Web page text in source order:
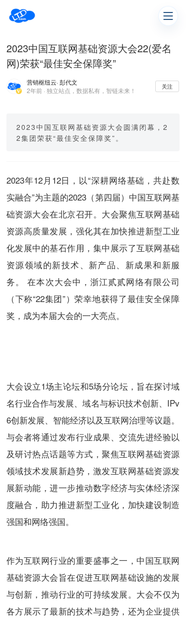
2023中国互联网基础资源大会22(爱名
网)荣获“最佳安全保障奖”
营销枢纽云· 彭代文
2年前 · 独立站点，数据私有，智链未来！
关注
2023中国互联网基础资源大会圆满闭幕，2
2集团荣获“最佳安全保障奖”。
2023年12月12日，以“深耕网络基础，共赴数
实融合”为主题的2023（第四届）中国互联网基
础资源大会在北京召开。大会聚焦互联网基础
资源高质量发展，强化其在加快推进新型工业
化发展中的基石作用，集中展示了互联网基础
资源领域的新技术、新产品、新成果和新服
务。 在本次大会中，浙江贰贰网络有限公司
（下称“22集团”）荣幸地获得了最佳安全保障
奖，成为本届大会的一大亮点。
大会设立1场主论坛和5场分论坛，旨在探讨域
名行业合作与发展、域名与标识技术创新、IPv
6创新发展、智能经济以及互联网治理等议题。
与会者将通过发布行业成果、交流先进经验以
及研讨热点话题等方式，聚焦互联网基础资源
领域技术发展新趋势，激发互联网基础资源发
展新动能，进一步推动数字经济与实体经济深
度融合，助力推进新型工业化，加快建设制造
强国和网络强国。
作为互联网行业的重要盛事之一，中国互联网
基础资源大会旨在促进互联网基础设施的发展
与创新，推动行业的可持续发展。大会不仅为
各方展示了最新的技术与趋势，还为企业提供